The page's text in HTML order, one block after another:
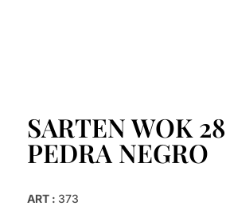
SARTEN WOK
PEDRA NEGRO
ART : 373